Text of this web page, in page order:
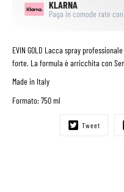
KLARNA
Paga in comode rate
EVIN GOLD Lacca spray
forte. La formula è arricchita con
Made in Italy
Formato: 750 ml
Tweet